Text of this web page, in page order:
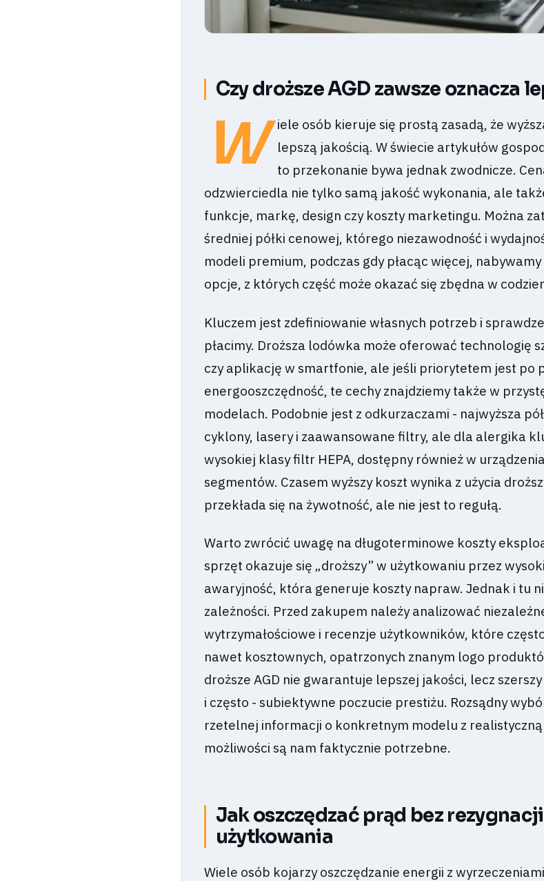
Czy droższe AGD zawsze oznacza
W
iele osób kieruje się prostą zasadą, że
lepszą jakością. W świecie artykułów
to przekonanie bywa jednak zwodnicze.
odzwierciedla nie tylko samą jakość wykonania, ale
funkcje, markę, design czy koszty marketingu. Można
średniej półki cenowej, którego niezawodność i
modeli premium, podczas gdy płacąc więcej,
opcje, z których część może okazać się zbędna w
Kluczem jest zdefiniowanie własnych potrzeb i
płacimy. Droższa lodówka może oferować technologię
czy aplikację w smartfonie, ale jeśli priorytetem jest po
energooszczędność, te cechy znajdziemy także w
modelach. Podobnie jest z odkurzaczami - najwyższa
cyklony, lasery i zaawansowane filtry, ale dla alergika
wysokiej klasy filtr HEPA, dostępny również w
segmentów. Czasem wyższy koszt wynika z użycia
przekłada się na żywotność, ale nie jest to regułą.
Warto zwrócić uwagę na długoterminowe koszty
sprzęt okazuje się „droższy” w użytkowaniu przez
awaryjność, która generuje koszty napraw. Jednak i tu
zależności. Przed zakupem należy analizować
wytrzymałościowe i recenzje użytkowników, które
nawet kosztownych, opatrzonych znanym logo
droższe AGD nie gwarantuje lepszej jakości, lecz
i często - subiektywne poczucie prestiżu. Rozsądny
rzetelnej informacji o konkretnym modelu z
możliwości są nam faktycznie potrzebne.
Jak oszczędzać prąd bez
użytkowania
Wiele osób kojarzy oszczędzanie energii z